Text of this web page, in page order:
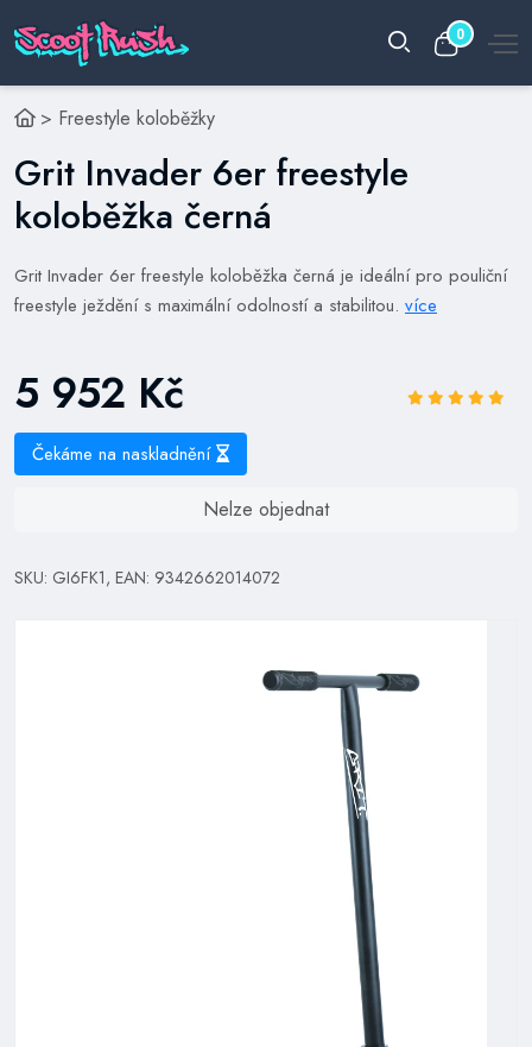
0
> Freestyle koloběžky
Grit Invader 6er freestyle
koloběžka černá
Grit Invader 6er freestyle koloběžka černá je ideální pro pouliční
freestyle ježdění s maximální odolností a stabilitou. více
5 952 Kč
Čekáme na naskladnění
Nelze objednat
SKU: GI6FK1, EAN: 9342662014072